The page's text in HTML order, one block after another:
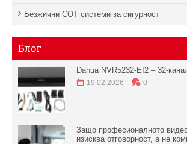
Безжични СОТ системи за сигурност
Блог
Dahua NVR5232-EI2 – 32-
19.02.2026 0
Защо професионалното
изисква отговорност, а не